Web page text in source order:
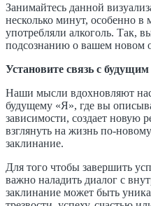
Занимайтесь данной
несколько минут, особенно
употребляли алкоголь. Так,
подсознанию о вашем новом
Установите связь с
Наши мысли вдохновляют
будущему «Я», где вы
зависимости, создает новую
взглянуть на жизнь по-
заклинание.
Для того чтобы завершить
важно наладить диалог с
заклинание может быть